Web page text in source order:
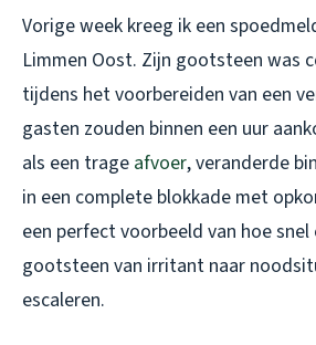
Vorige week kreeg ik een
Limmen Oost. Zijn gootsteen was
tijdens het voorbereiden van een
gasten zouden binnen een uur
als een trage afvoer, veranderde
in een complete blokkade met
een perfect voorbeeld van hoe
gootsteen van irritant naar
escaleren.